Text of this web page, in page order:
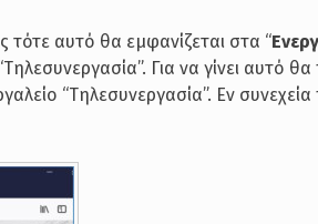
τότε αυτό θα εμφανίζεται στα “
Για να γίνει αυτό θα
“Τηλεσυνεργασία”. Εν